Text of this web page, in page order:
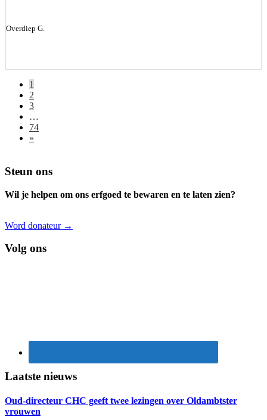
Overdiep G.
1
2
3
…
74
»
Footer
Steun ons
Wil je helpen om ons erfgoed te bewaren en te laten zien?
Word donateur →
Volg ons
Laatste nieuws
Oud-directeur CHC geeft twee lezingen over Oldambtster
vrouwen